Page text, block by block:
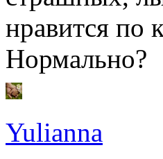
нравится
Нормально?
Yulianna